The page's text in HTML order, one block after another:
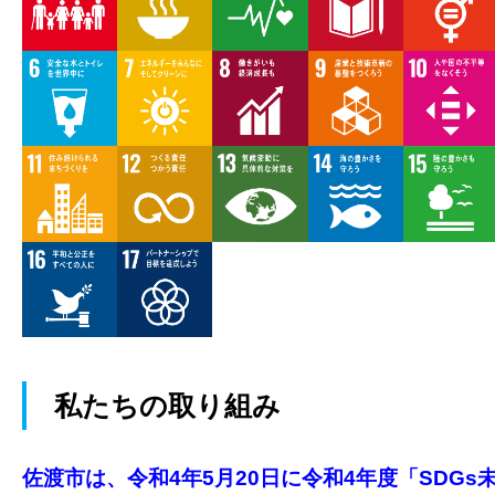
私たちの取り組み
佐渡市は、令和4年5月20日に令和4年度「SDGs